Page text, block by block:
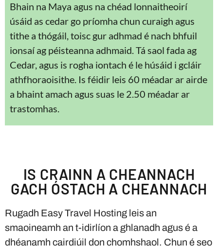
Bhain na Maya agus na chéad lonnaitheoirí
úsáid as cedar go príomha chun curaigh agus
tithe a thógáil, toisc gur adhmad é nach bhfuil
ionsaí ag péisteanna adhmaid. Tá saol fada ag
Cedar, agus is rogha iontach é le húsáid i gcláir
athfhoraoisithe. Is féidir leis 60 méadar ar airde
a bhaint amach agus suas le 2.50 méadar ar
trastomhas.
IS CRAINN A CHEANNACH
GACH ÓSTACH A CHEANNACH
Rugadh Easy Travel Hosting leis an
smaoineamh an t-idirlíon a ghlanadh agus é a
dhéanamh cairdiúil don chomhshaol. Chun é seo